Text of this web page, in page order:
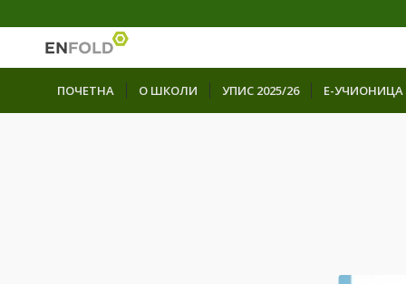
ПОЧЕТНА О ШКОЛИ УПИС 2025/26 Е-УЧИОНИЦА